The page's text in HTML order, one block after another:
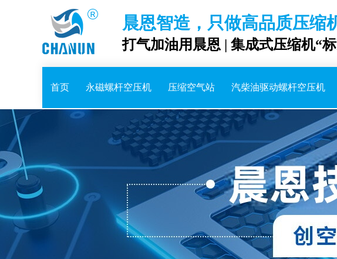
晨恩智造，只做高品质压缩
打气加油用晨恩 | 集成式压缩机“
首页 永磁螺杆空压机 压缩空气站 汽柴油驱动螺杆空压机